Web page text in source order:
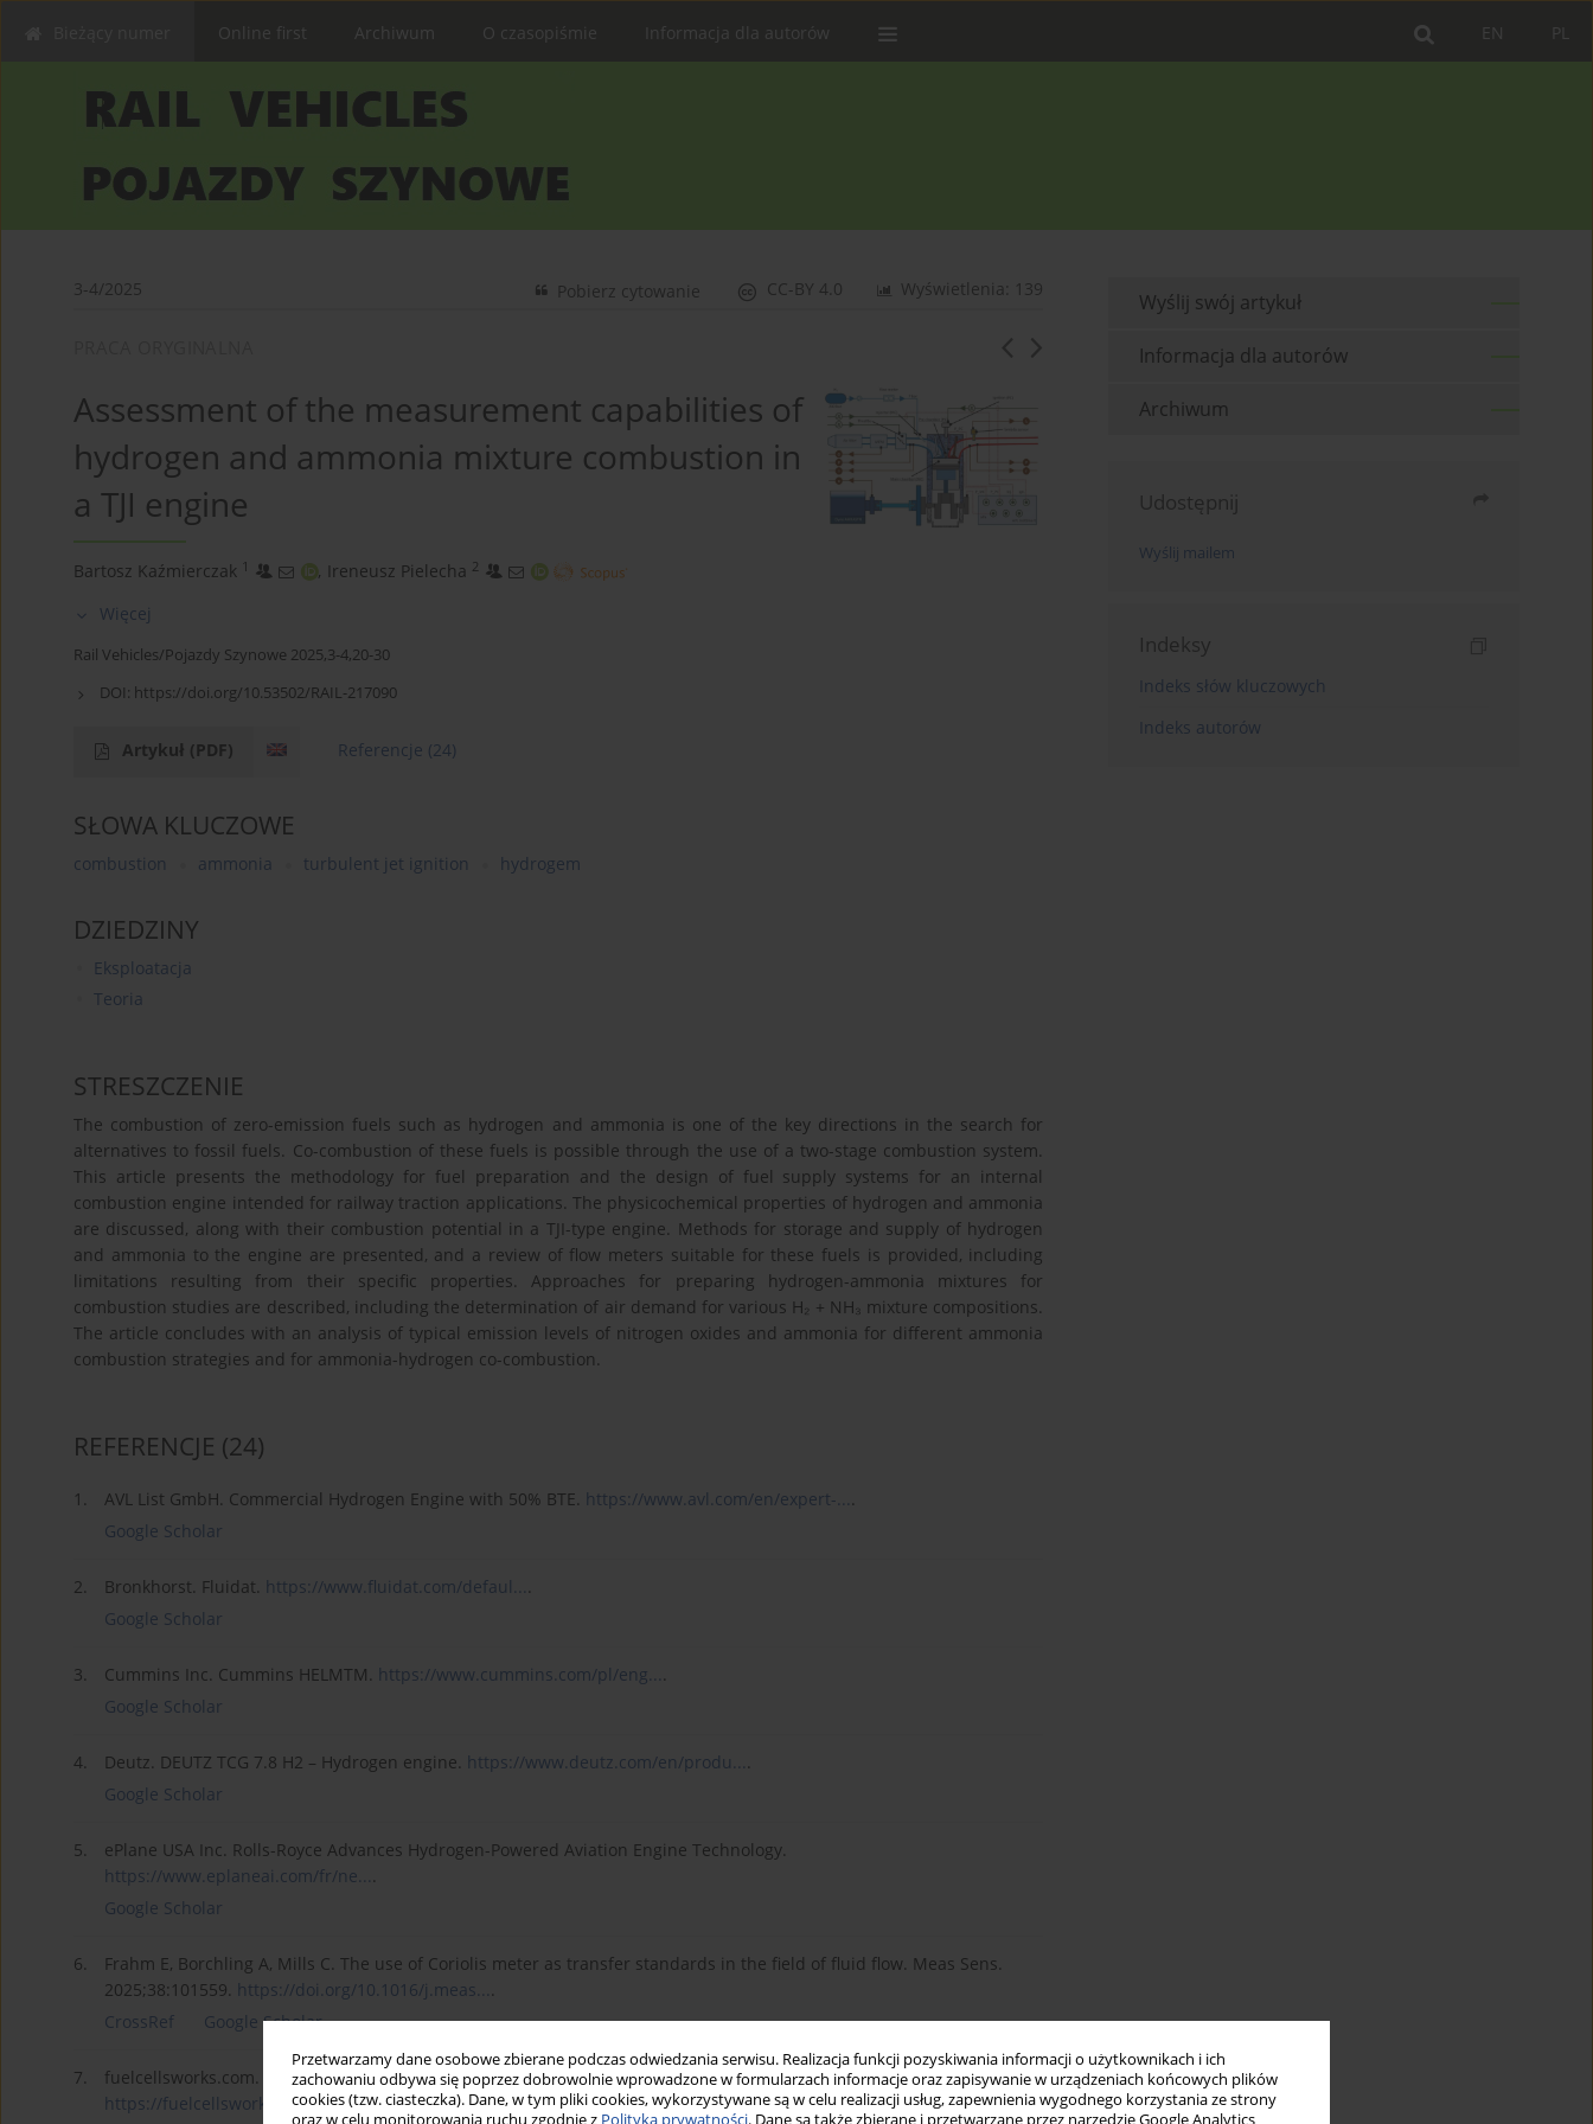
Przetwarzamy dane osobowe zbierane podczas odwiedzania serwisu. Realizacja funkcji pozyskiwania informacji o użytkownikach i ich
zachowaniu odbywa się poprzez dobrowolnie wprowadzone w formularzach informacje oraz zapisywanie w urządzeniach końcowych plików
cookies (tzw. ciasteczka). Dane, w tym pliki cookies, wykorzystywane są w celu realizacji usług, zapewnienia wygodnego korzystania ze strony
oraz w celu monitorowania ruchu zgodnie z Polityką prywatności. Dane są także zbierane i przetwarzane przez narzędzie Google Analytics
PL
EN
Online first Archiwum O czasopiśmie Informacja dla autorów
3-4/2025 Wyświetlenia: 139
CC-BY 4.0
Pobierz cytowanie
Assessment of the measurement capabilities of
hydrogen and ammonia mixture combustion in
a TJI engine
Bartosz Kaźmierczak 1 , Ireneusz Pielecha 2
Więcej
Rail Vehicles/Pojazdy Szynowe 2025,3-4,20-30
DOI: https://doi.org/10.53502/RAIL-217090
Artykuł (PDF) Referencje (24)
SŁOWA KLUCZOWE
combustion ammonia turbulent jet ignition hydrogem
DZIEDZINY
Eksploatacja
Teoria
STRESZCZENIE
The combustion of zero-emission fuels such as hydrogen and ammonia is one of the key directions in the search for
alternatives to fossil fuels. Co-combustion of these fuels is possible through the use of a two-stage combustion system.
This article presents the methodology for fuel preparation and the design of fuel supply systems for an internal
combustion engine intended for railway traction applications. The physicochemical properties of hydrogen and ammonia
are discussed, along with their combustion potential in a TJI-type engine. Methods for storage and supply of hydrogen
and ammonia to the engine are presented, and a review of flow meters suitable for these fuels is provided, including
limitations resulting from their specific properties. Approaches for preparing hydrogen-ammonia mixtures for
combustion studies are described, including the determination of air demand for various H₂ + NH₃ mixture compositions.
The article concludes with an analysis of typical emission levels of nitrogen oxides and ammonia for different ammonia
combustion strategies and for ammonia-hydrogen co-combustion.
REFERENCJE (24)
1. AVL List GmbH. Commercial Hydrogen Engine with 50% BTE. https://www.avl.com/en/expert-....
Google Scholar
2. Bronkhorst. Fluidat. https://www.fluidat.com/defaul....
Google Scholar
3. Cummins Inc. Cummins HELMTM. https://www.cummins.com/pl/eng....
Google Scholar
4. Deutz. DEUTZ TCG 7.8 H2 – Hydrogen engine. https://www.deutz.com/en/produ....
Google Scholar
5.
ePlane USA Inc. Rolls-Royce Advances Hydrogen-Powered Aviation Engine Technology.
https://www.eplaneai.com/fr/ne....
Google Scholar
6.
Frahm E, Borchling A, Mills C. The use of Coriolis meter as transfer standards in the field of fluid flow. Meas Sens.
2025;38:101559. https://doi.org/10.1016/j.meas....
CrossRef
Google Scholar
7.
fuelcellsworks.com. HD Hyundai Infracore Launches world-first hydrogen engine test on 38-Ton excavator.
https://fuelcellsworks.com/202....
Wyślij swój artykuł
Informacja dla autorów
Archiwum
Udostępnij
Wyślij mailem
Indeksy
Indeks słów kluczowych
Indeks autorów